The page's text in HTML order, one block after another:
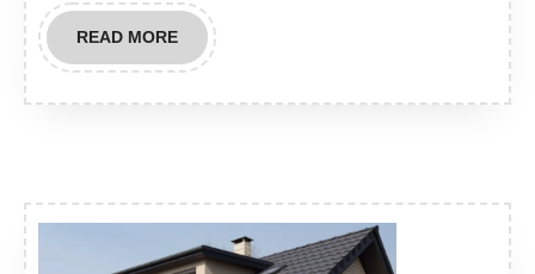
READ MOREREAD
MORE